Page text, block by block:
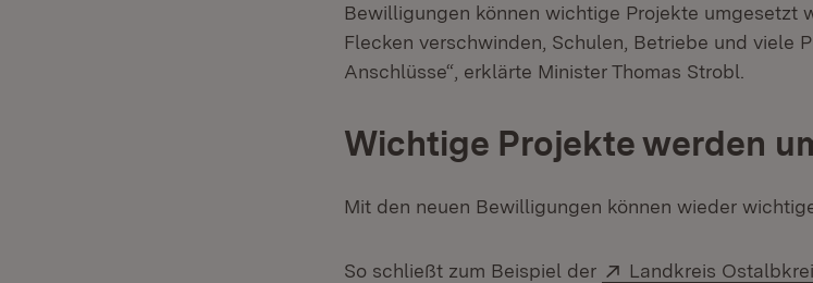
Bewilligungen können wichtige Projekte umgesetzt
Flecken verschwinden, Schulen, Betriebe und viele
Anschlüsse“, erklärte Minister Thomas Strobl.
Wichtige Projekte werden
Mit den neuen Bewilligungen können wieder
So schließt zum Beispiel der Extern:
Landkreis